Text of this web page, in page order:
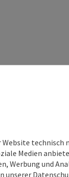
Medien
Werbung und
unserer